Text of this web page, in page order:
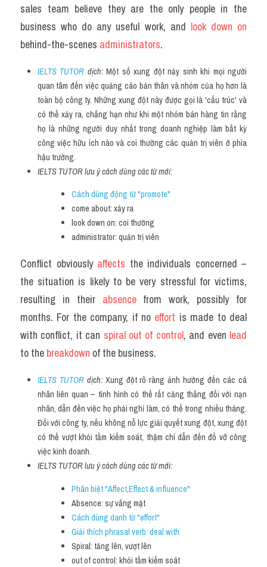
sales team believe they are the only people in the
business who do any useful work, and look down on
behind-the-scenes administrators.
IELTS TUTOR dịch: Một số xung đột nảy sinh khi mọi người
quan tâm đến việc quảng cáo bản thân và nhóm của họ hơn là
toàn bộ công ty. Những xung đột này được gọi là 'cấu trúc' và
có thể xảy ra, chẳng hạn như khi một nhóm bán hàng tin rằng
họ là những người duy nhất trong doanh nghiệp làm bất kỳ
công việc hữu ích nào và coi thường các quản trị viên ở phía
hậu trường.
IELTS TUTOR lưu ý cách dùng các từ mới:
Cách dùng động từ "promote"
come about: xảy ra
look down on: coi thường
administrator: quản trị viên
Conflict obviously affects the individuals concerned –
the situation is likely to be very stressful for victims,
resulting in their absence from work, possibly for
months. For the company, if no effort is made to deal
with conflict, it can spiral out of control, and even
to the breakdown of the business.
IELTS TUTOR dịch: Xung đột rõ ràng ảnh hưởng đến các cá
nhân liên quan – tình hình có thể rất căng thẳng đối với nạn
nhân, dẫn đến việc họ phải nghỉ làm, có thể trong nhiều tháng.
Đối với công ty, nếu không nỗ lực giải quyết xung đột, xung đột
có thể vượt khỏi tầm kiểm soát, thậm chí dẫn đến đổ vỡ công
việc kinh doanh.
IELTS TUTOR lưu ý cách dùng các từ mới:
Phân biệt "Affect,Effect & influence"
Absence: sự vắng mặt
Cách dùng danh từ "effort"
Giải thích phrasal verb: deal with
Spiral: tăng lên, vượt lên
out of control: khỏi tầm kiểm soát